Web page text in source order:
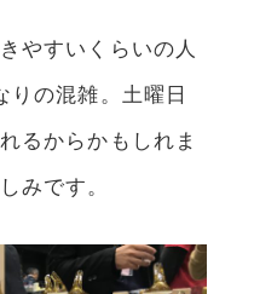
やすいくらいの人
りの混雑。土曜日
るからかもしれま
みです。